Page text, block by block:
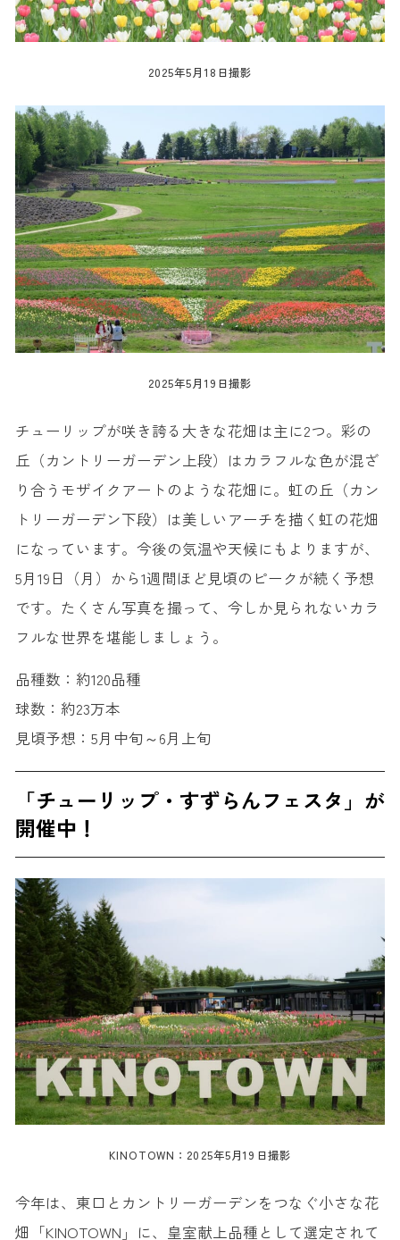
2025年5月18日撮影
2025年5月19日撮影
チューリップが咲き誇る大きな花畑は主に2つ。彩の
丘（カントリーガーデン上段）はカラフルな色が混ざ
り合うモザイクアートのような花畑に。虹の丘（カン
トリーガーデン下段）は美しいアーチを描く虹の花畑
になっています。今後の気温や天候にもよりますが、
5月19日（月）から1週間ほど見頃のピークが続く予想
です。たくさん写真を撮って、今しか見られないカラ
フルな世界を堪能しましょう。
品種数：約120品種
球数：約23万本
見頃予想：5月中旬～6月上旬
「チューリップ・すずらんフェスタ」が
開催中！
KINOTOWN：2025年5月19日撮影
今年は、東口とカントリーガーデンをつなぐ小さな花
畑「KINOTOWN」に、皇室献上品種として選定されて